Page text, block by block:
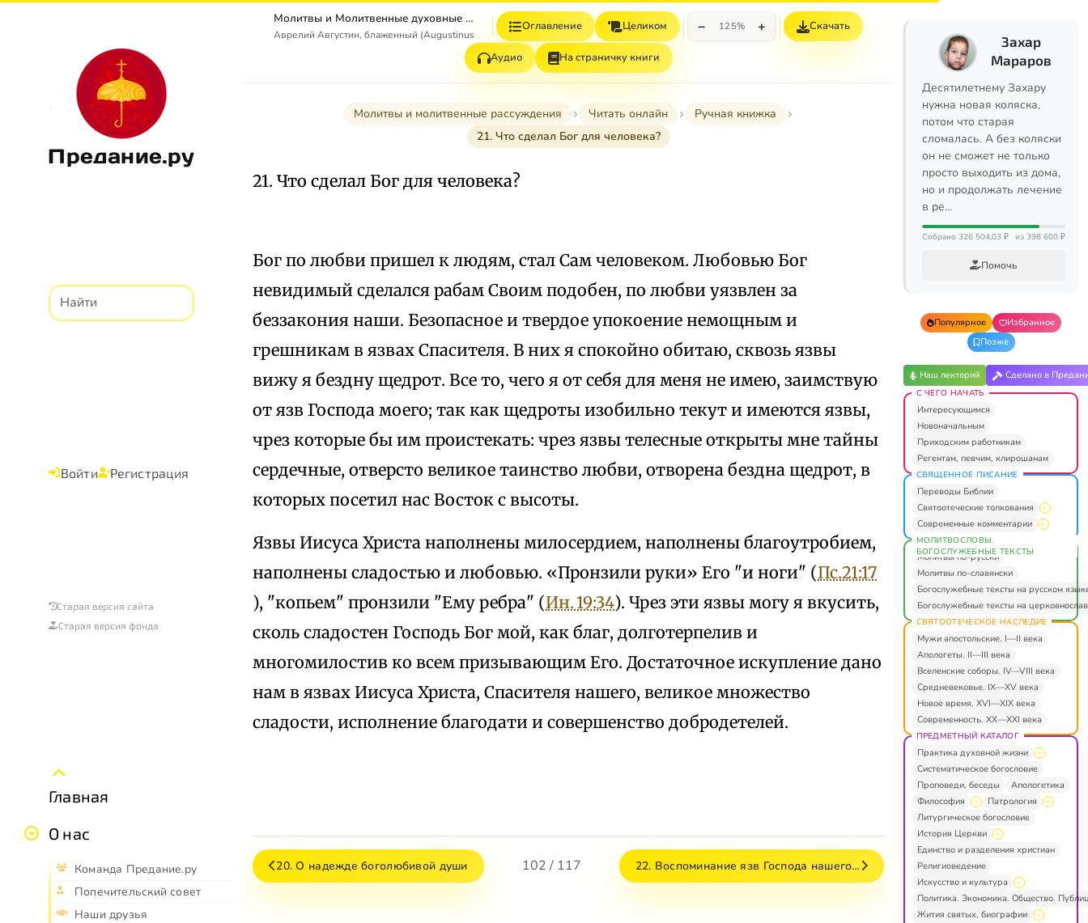
Предание.ру
Войти Регистрация
Старая версия сайта
Старая версия фонда
Главная
О нас
Команда Предание.ру
Попечительский совет
Наши друзья
Молитвы и Молитвенные духовные рассуждения (из дополнений к сочинениям)
Аврелий Августин, блаженный (Augustinus Aurelius)
Оглавление Целиком − 125% + Скачать
Аудио На страничку книги
Молитвы и молитвенные рассуждения Читать онлайн
Ручная книжка
21. Что сделал Бог для человека?
21. Что сделал Бог для человека?
Бог по любви пришел к людям, стал Сам человеком. Любовью Бог
невидимый сделался рабам Своим подобен, по любви уязвлен за
беззакония наши. Безопасное и твердое упокоение немощным и
грешникам в язвах Спасителя. В них я спокойно обитаю, сквозь язвы
вижу я бездну щедрот. Все то, чего я от себя для меня не имею, заимствую
от язв Господа моего; так как щедроты изобильно текут и имеются язвы,
чрез которые бы им проистекать: чрез язвы телесные открыты мне тайны
сердечные, отверсто великое таинство любви, отворена бездна щедрот, в
которых посетил нас Восток с высоты.
Язвы Иисуса Христа наполнены милосердием, наполнены благоутробием,
наполнены сладостью и любовью. «Пронзили руки» Его "и ноги" (Пс.21:17
), "копьем" пронзили "Ему ребра" (Ин. 19:34). Чрез эти язвы могу я вкусить,
сколь сладостен Господь Бог мой, как благ, долготерпелив и
многомилостив ко всем призывающим Его. Достаточное искупление дано
нам в язвах Иисуса Христа, Спасителя нашего, великое множество
сладости, исполнение благодати и совершенство добродетелей.
20. О надежде боголюбивой души 102 / 117 22. Воспоминание язв Господа нашего…
Захар
Мараров
Десятилетнему Захару
нужна новая коляска,
потом что старая
сломалась. А без коляски
он не сможет не только
просто выходить из дома,
но и продолжать лечение
в ре…
Собрано 326 504,03 ₽ из 398 600 ₽
Помочь
Популярное
Избранное
Позже
Наш лекторий Сделано в
С ЧЕГО НАЧАТЬ
Интересующимся
Новоначальным
Приходским работникам
Регентам, певчим, клирошанам
СВЯЩЕННОЕ ПИСАНИЕ
Переводы Библии
Святоотеческие толкования
Современные комментарии
МОЛИТВОСЛОВЫ.
БОГОСЛУЖЕБНЫЕ ТЕКСТЫ
Молитвы по-русски
Молитвы по-славянски
Богослужебные тексты на русском
Богослужебные тексты на
СВЯТООТЕЧЕСКОЕ НАСЛЕДИЕ
Мужи апостольские. I—II века
Апологеты. II—III века
Вселенские соборы. IV—VIII века
Средневековье. IX—XV века
Новое время. XVI—XIX века
Современность. XX—XXI века
ПРЕДМЕТНЫЙ КАТАЛОГ
Практика духовной жизни
Систематическое богословие
Проповеди, беседы
Апологетика
Философия
Патрология
Литургическое богословие
История Церкви
Единство и разделения христиан
Религиоведение
Искусство и культура
Политика. Экономика. Общество.
Жития святых, биографии